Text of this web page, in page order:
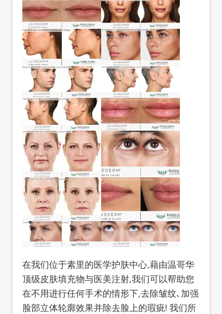
在我们位于素里的医学护肤中心,藉由温哥华
顶级皮肤填充物与医美注射,我们可以帮助您
在不用进行任何手术的情形下,去除皱纹､加强
脸部立体轮廓效果并除去脸上的瑕疵! 我们所